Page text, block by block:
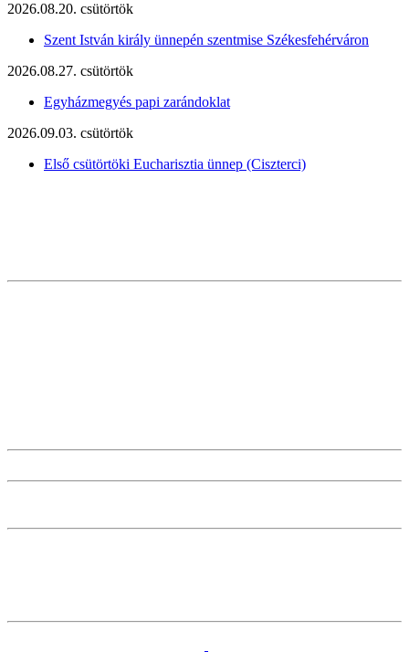
2026.08.20. csütörtök
Szent István király ünnepén szentmise Székesfehérváron
2026.08.27. csütörtök
Egyházmegyés papi zarándoklat
2026.09.03. csütörtök
Első csütörtöki Eucharisztia ünnep (Ciszterci)